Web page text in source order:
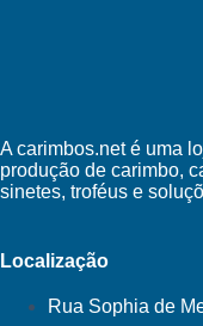
A carimbos.net é uma
produção de carimbo,
sinetes, troféus e
Localização
Rua Sophia de